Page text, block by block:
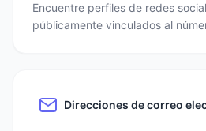
Encuentre perfiles de redes
públicamente vinculados al
Direcciones de correo